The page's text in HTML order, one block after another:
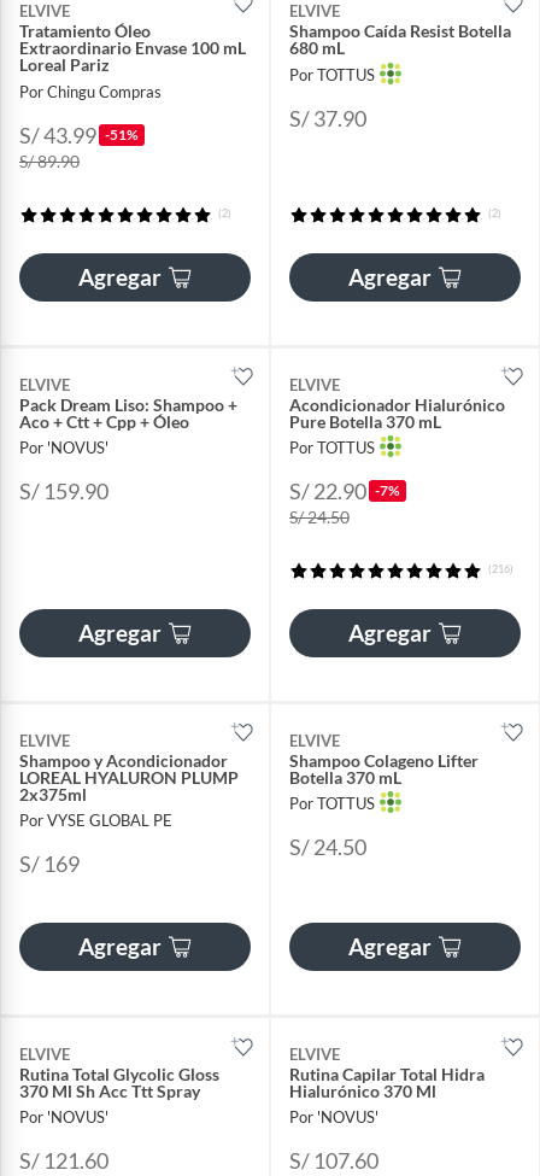
ELVIVE
Tratamiento Óleo
Extraordinario Envase 100 mL
Loreal Pariz
Por Chingu Compras
S/ 43.99 -51%
S/ 89.90
(2)
Agregar
ELVIVE
Shampoo Caída Resist Botella
680 mL
Por TOTTUS
S/ 37.90
(2)
Agregar
ELVIVE
Pack Dream Liso: Shampoo +
Aco + Ctt + Cpp + Óleo
Por 'NOVUS'
S/ 159.90
Agregar
ELVIVE
Acondicionador Hialurónico
Pure Botella 370 mL
Por TOTTUS
S/ 22.90 -7%
S/ 24.50
(216)
Agregar
ELVIVE
Shampoo y Acondicionador
LOREAL HYALURON PLUMP
2x375ml
Por VYSE GLOBAL PE
S/ 169
Agregar
ELVIVE
Shampoo Colageno Lifter
Botella 370 mL
Por TOTTUS
S/ 24.50
Agregar
ELVIVE
Rutina Total Glycolic Gloss
370 Ml Sh Acc Ttt Spray
Por 'NOVUS'
S/ 121.60
ELVIVE
Rutina Capilar Total Hidra
Hialurónico 370 Ml
Por 'NOVUS'
S/ 107.60